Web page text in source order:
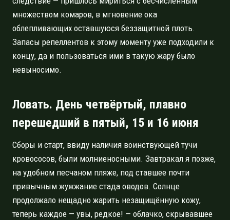
множеством комаров, в мгновение ока
облепливающих оставшуюся беззащитной плоть.
Запасы репеллентов к этому моменту уже подходили к
концу, да и пользоваться ими в такую жару было
невыносимо.
Ловать. День четвёртый, плавно
перешедший в пятый, 15 и 16 июня
Сборы и старт, ввиду наличия воинствующей тучи
кровососов, были молниеносными. Завтракал я позже,
на удобном песчаном пляже, под ставшее почти
привычным жужжание стада оводов. Солнце
продолжало нещадно жарить незащищённую кожу,
теперь каждое — увы, редкое! — облачко, скрывавшее